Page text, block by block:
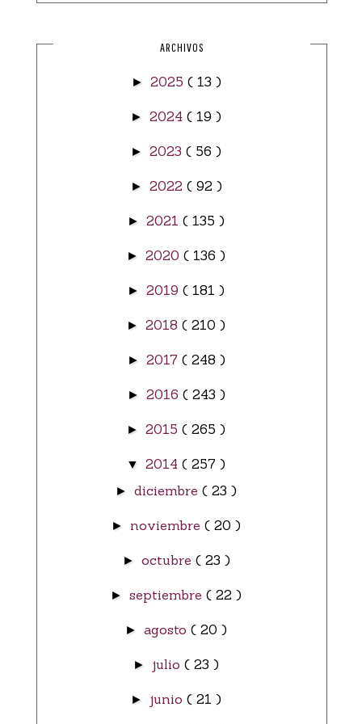
ARCHIVOS
► 2025 ( 13 )
► 2024 ( 19 )
► 2023 ( 56 )
► 2022 ( 92 )
► 2021 ( 135 )
► 2020 ( 136 )
► 2019 ( 181 )
► 2018 ( 210 )
► 2017 ( 248 )
► 2016 ( 243 )
► 2015 ( 265 )
▼ 2014 ( 257 )
► diciembre ( 23 )
► noviembre ( 20 )
► octubre ( 23 )
► septiembre ( 22 )
► agosto ( 20 )
► julio ( 23 )
► junio ( 21 )